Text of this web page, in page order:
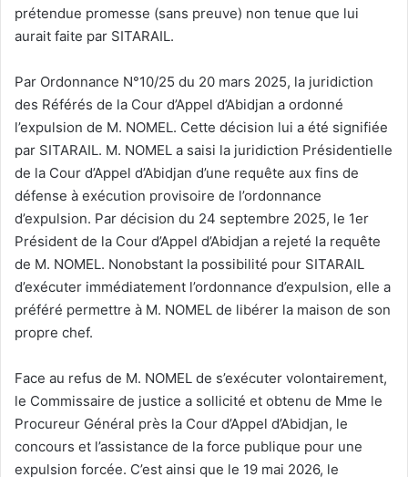
prétendue promesse (sans preuve) non tenue que lui
aurait faite par SITARAIL.
Par Ordonnance N°10/25 du 20 mars 2025, la juridiction
des Référés de la Cour d’Appel d’Abidjan a ordonné
l’expulsion de M. NOMEL. Cette décision lui a été signifiée
par SITARAIL. M. NOMEL a saisi la juridiction Présidentielle
de la Cour d’Appel d’Abidjan d’une requête aux fins de
défense à exécution provisoire de l’ordonnance
d’expulsion. Par décision du 24 septembre 2025, le 1er
Président de la Cour d’Appel d’Abidjan a rejeté la requête
de M. NOMEL. Nonobstant la possibilité pour SITARAIL
d’exécuter immédiatement l’ordonnance d’expulsion, elle a
préféré permettre à M. NOMEL de libérer la maison de son
propre chef.
Face au refus de M. NOMEL de s’exécuter volontairement,
le Commissaire de justice a sollicité et obtenu de Mme le
Procureur Général près la Cour d’Appel d’Abidjan, le
concours et l’assistance de la force publique pour une
expulsion forcée. C’est ainsi que le 19 mai 2026, le